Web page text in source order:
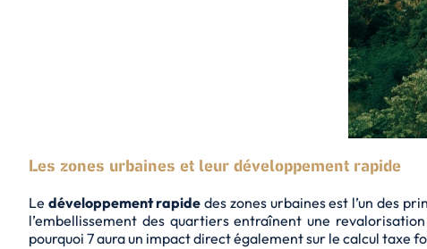
Les zones urbaines et leur développement rapide
Le développement rapide des zones urbaines est l’un des
l’embellissement des quartiers entraînent une
pourquoi 7 aura un impact direct également sur le calcul taxe